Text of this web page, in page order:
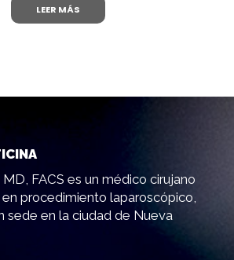
LEER MÁS
FACS es un médico cirujano
procedimiento laparoscópico,
sede en la ciudad de Nueva